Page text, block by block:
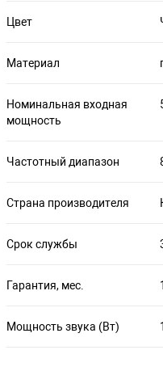
Цвет
Материал
Номинальная входная
мощность
Частотный диапазон
Страна производителя
Срок службы
Гарантия, мес.
Мощность звука (Вт)